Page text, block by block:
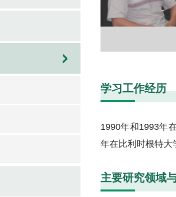
学习工作经历
1990年和1993年
年在比利时根特大
主要研究领域